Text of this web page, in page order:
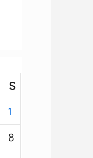
S
1
8